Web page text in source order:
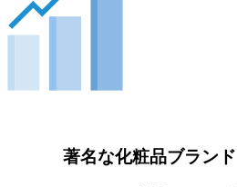
著名な化粧品ブランド